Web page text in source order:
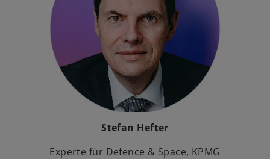
Stefan Hefter
Experte für Defence & Space, KPMG